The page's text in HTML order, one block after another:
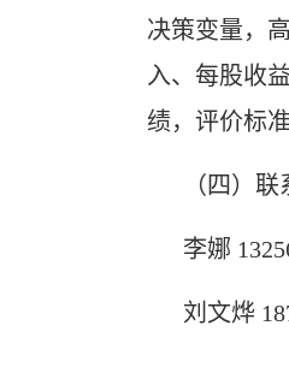
决策变量，
入、每股收
绩，评价标
（四）
李娜
刘文烨